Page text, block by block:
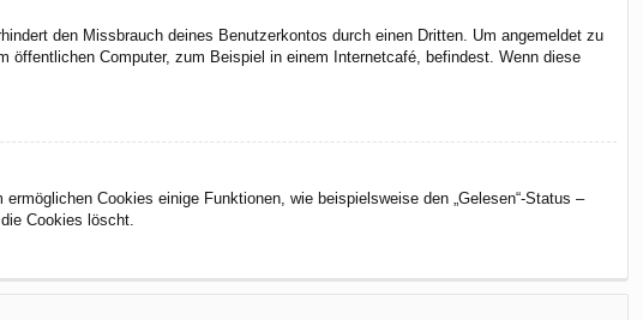
den Missbrauch deines Benutzerkontos durch einen Dritten. Um angemeldet zu
öffentlichen Computer, zum Beispiel in einem Internetcafé, befindest. Wenn diese
Cookies einige Funktionen, wie beispielsweise den „Gelesen“-Status –
Cookies löscht.